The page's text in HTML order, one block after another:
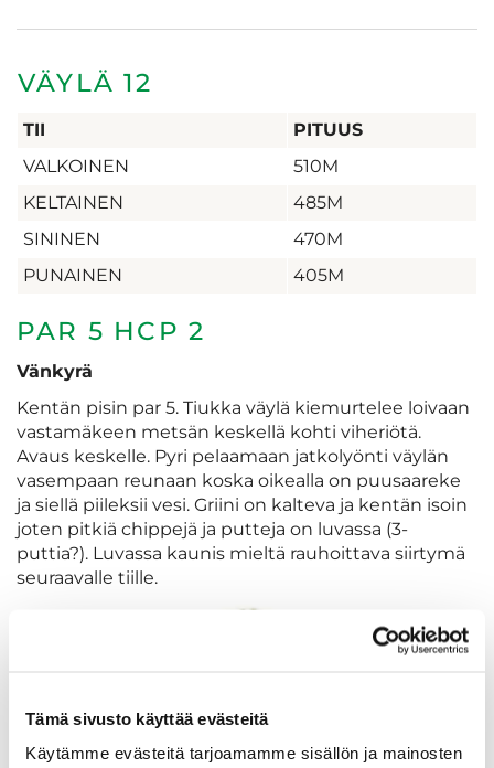
Tämä sivusto käyttää evästeitä
Käytämme evästeitä tarjoamamme sisällön ja mainosten
VÄYLÄ 12
TII
PITUUS
VALKOINEN
510M
KELTAINEN
485M
SININEN
470M
PUNAINEN
405M
PAR 5 HCP 2
Vänkyrä
Kentän pisin par 5. Tiukka väylä kiemurtelee loivaan
vastamäkeen metsän keskellä kohti viheriötä.
Avaus keskelle. Pyri pelaamaan jatkolyönti väylän
vasempaan reunaan koska oikealla on puusaareke
ja siellä piileksii vesi. Griini on kalteva ja kentän isoin
joten pitkiä chippejä ja putteja on luvassa (3-
puttia?). Luvassa kaunis mieltä rauhoittava siirtymä
seuraavalle tiille.